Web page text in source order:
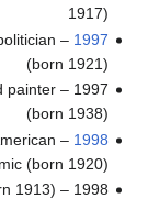
1917)
1997
–
(born 1921)
1997 –
painter
(born 1938)
1998
–
(born 1920)
1998 –
1913)